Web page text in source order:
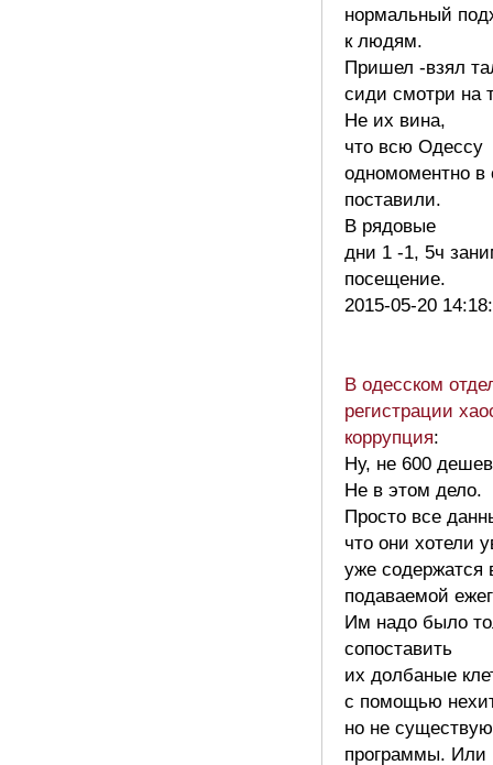
нормальный
к людям.
Пришел -взял
сиди смотри на
Не их вина,
что всю Одессу
одномоментно в
поставили.
В рядовые
дни 1 -1, 5ч
посещение.
2015-05-20
В одесском
регистрации
коррупция:
Ну, не 600
Не в этом дело.
Просто все
что они хотели
уже
подаваемой
Им надо было
сопоставить
их долбаные
с помощью
но не
программы. Или